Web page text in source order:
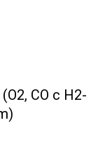
СО с H2-